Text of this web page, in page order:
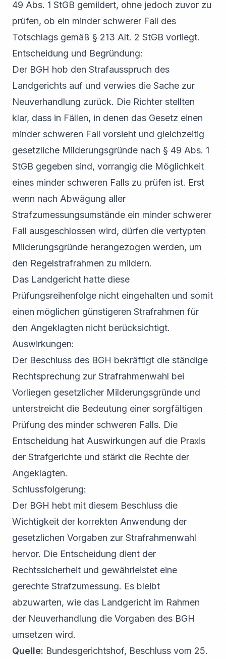
49 Abs. 1 StGB gemildert, ohne jedoch zuvor zu
prüfen, ob ein minder schwerer Fall des
Totschlags gemäß § 213 Alt. 2 StGB vorliegt.
Entscheidung und Begründung:
Der BGH hob den Strafausspruch des
Landgerichts auf und verwies die Sache zur
Neuverhandlung zurück. Die Richter stellten
klar, dass in Fällen, in denen das Gesetz einen
minder schweren Fall vorsieht und gleichzeitig
gesetzliche Milderungsgründe nach § 49 Abs. 1
StGB gegeben sind, vorrangig die Möglichkeit
eines minder schweren Falls zu prüfen ist. Erst
wenn nach Abwägung aller
Strafzumessungsumstände ein minder schwerer
Fall ausgeschlossen wird, dürfen die vertypten
Milderungsgründe herangezogen werden, um
den Regelstrafrahmen zu mildern.
Das Landgericht hatte diese
Prüfungsreihenfolge nicht eingehalten und somit
einen möglichen günstigeren Strafrahmen für
den Angeklagten nicht berücksichtigt.
Auswirkungen:
Der Beschluss des BGH bekräftigt die ständige
Rechtsprechung zur Strafrahmenwahl bei
Vorliegen gesetzlicher Milderungsgründe und
unterstreicht die Bedeutung einer sorgfältigen
Prüfung des minder schweren Falls. Die
Entscheidung hat Auswirkungen auf die Praxis
der Strafgerichte und stärkt die Rechte der
Angeklagten.
Schlussfolgerung:
Der BGH hebt mit diesem Beschluss die
Wichtigkeit der korrekten Anwendung der
gesetzlichen Vorgaben zur Strafrahmenwahl
hervor. Die Entscheidung dient der
Rechtssicherheit und gewährleistet eine
gerechte Strafzumessung. Es bleibt
abzuwarten, wie das Landgericht im Rahmen
der Neuverhandlung die Vorgaben des BGH
umsetzen wird.
Quelle: Bundesgerichtshof, Beschluss vom 25.